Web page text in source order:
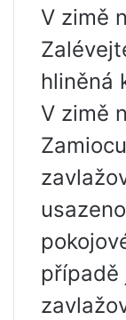
V zimě
hliněná
V zimě
případě